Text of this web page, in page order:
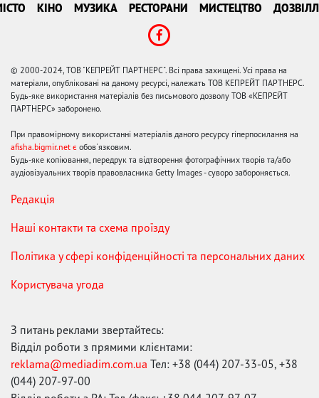
КІНО МУЗИКА РЕСТОРАНИ МИСТЕЦТВО
© 2000-2024, ТОВ "КЕПРЕЙТ ПАРТНЕРС". Всі права захищені. Усі права на
матеріали, опубліковані на даному ресурсі, належать ТОВ КЕПРЕЙТ ПАРТНЕРС.
Будь-яке використання матеріалів без письмового дозволу ТОВ «КЕПРЕЙТ
ПАРТНЕРС» заборонено.
При правомірному використанні матеріалів даного ресурсу гіперпосилання на
afisha.bigmir.net є обов'язковим.
Будь-яке копіювання, передрук та відтворення фотографічних творів та/або
аудіовізуальних творів правовласника Getty Images - суворо забороняється.
Редакція
Наші контакти та схема проїзду
Політика у сфері конфіденційності та персональних даних
Користувача угода
З питань реклами звертайтесь:
Відділ роботи з прямими клієнтами:
reklama@mediadim.com.ua Тел: +38 (044) 207-33-05, +38
(044) 207-97-00